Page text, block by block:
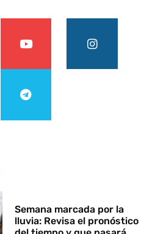
Semana marcada por la
lluvia: Revisa el pronóstico